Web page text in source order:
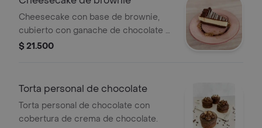
Cheesecake con base de brownie,
cubierto con ganache de chocolate y
decorado con líneas de chocolate
$ 21.500
Torta personal de chocolate
Torta personal de chocolate con
cobertura de crema de chocolate.